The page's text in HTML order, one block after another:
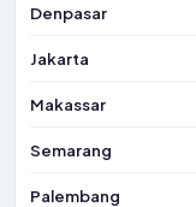
Denpasar
Jakarta
Makassar
Semarang
Palembang